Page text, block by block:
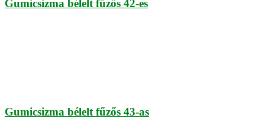
Gumicsizma bélelt fűzős 42-es
Gumicsizma bélelt fűzős 43-as